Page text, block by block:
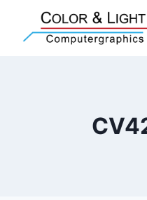
springen